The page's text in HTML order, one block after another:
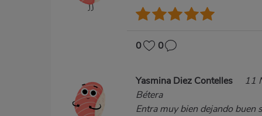
0 0
Yasmina Diez Contelles
11
Bétera
Entra muy bien dejando buen